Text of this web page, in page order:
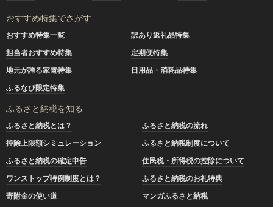
おすすめ特集でさがす
おすすめ特集一覧
訳あり返礼品特集
担当者おすすめ特集
定期便特集
地元が誇る家電特集
日用品・消耗品特集
ふるなび限定特集
ふるさと納税を知る
ふるさと納税とは？
ふるさと納税の流れ
控除上限額シミュレーション
ふるさと納税制度について
ふるさと納税の確定申告
住民税・所得税の控除について
ワンストップ特例制度とは？
ふるさと納税のお礼特典
寄附金の使い道
マンガふるさと納税